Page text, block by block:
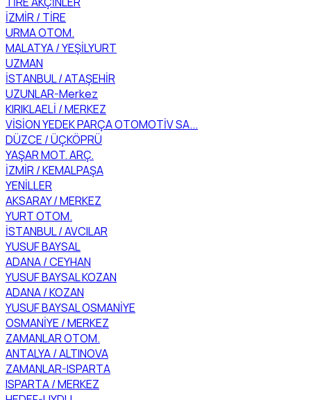
İZMİR / TİRE
URMA OTOM.
MALATYA / YEŞİLYURT
UZMAN
İSTANBUL / ATAŞEHİR
UZUNLAR-Merkez
KIRIKLAELİ / MERKEZ
VİSİON YEDEK PARÇA OTOMOTİV SA...
DÜZCE / ÜÇKÖPRÜ
YAŞAR MOT. ARÇ.
İZMİR / KEMALPAŞA
YENİLLER
AKSARAY / MERKEZ
YURT OTOM.
İSTANBUL / AVCILAR
YUSUF BAYSAL
ADANA / CEYHAN
YUSUF BAYSAL KOZAN
ADANA / KOZAN
YUSUF BAYSAL OSMANİYE
OSMANİYE / MERKEZ
ZAMANLAR OTOM.
ANTALYA / ALTINOVA
ZAMANLAR-ISPARTA
ISPARTA / MERKEZ